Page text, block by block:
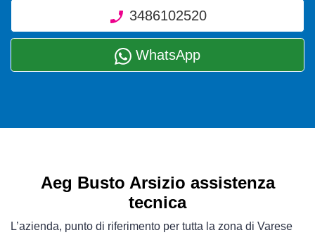
3486102520
WhatsApp
Aeg Busto Arsizio assistenza
tecnica
L’azienda, punto di riferimento per tutta la zona di Varese